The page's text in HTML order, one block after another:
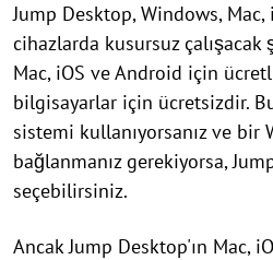
Jump Desktop, Windows,
cihazlarda kusursuz çalışacak
Mac, iOS ve Android için
bilgisayarlar için ücretsizdir.
sistemi kullanıyorsanız ve bir
bağlanmanız gerekiyorsa,
seçebilirsiniz.
Ancak Jump Desktop'ın Mac,